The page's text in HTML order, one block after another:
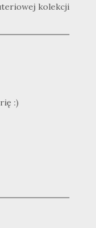
kolekcji
:)